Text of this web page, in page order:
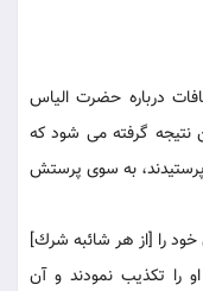
درباره حضرت الياس
گرفته می شود كه
به سوى پرستش
خود را [از هر شائبه شرك]
را تكذيب نمودند و آن